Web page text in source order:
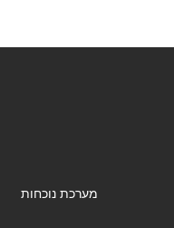
מערכת נוכחות